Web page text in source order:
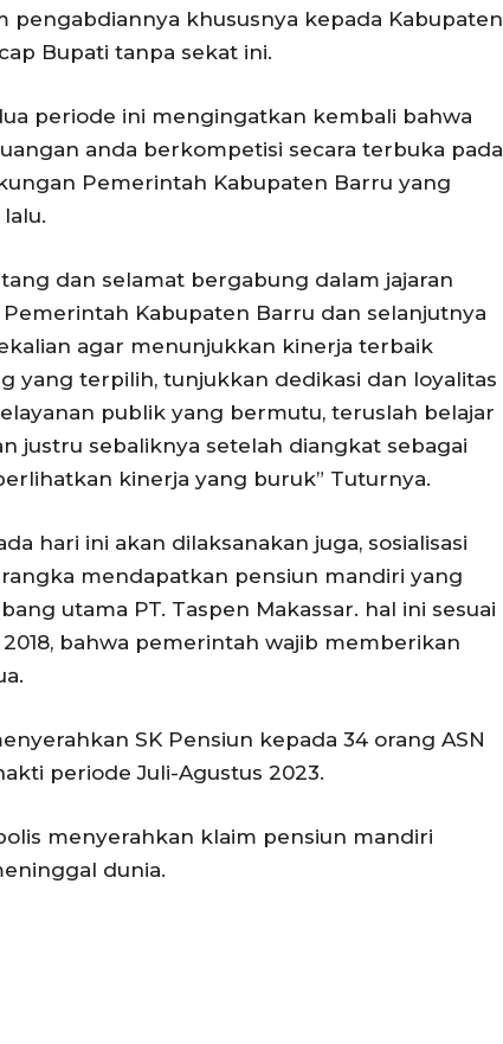
khususnya kepada Kabupaten
Bupati tanpa sekat ini.
periode ini mengingatkan kembali bahwa
anda berkompetisi secara terbuka pada
Pemerintah Kabupaten Barru yang
dan selamat bergabung dalam jajaran
Kabupaten Barru dan selanjutnya
agar menunjukkan kinerja terbaik
yang terpilih, tunjukkan dedikasi dan loyalitas
publik yang bermutu, teruslah belajar
justru sebaliknya setelah diangkat sebagai
kinerja yang buruk” Tuturnya.
hari ini akan dilaksanakan juga, sosialisasi
mendapatkan pensiun mandiri yang
utama PT. Taspen Makassar. hal ini sesuai
bahwa pemerintah wajib memberikan
SK Pensiun kepada 34 orang ASN
periode Juli-Agustus 2023.
menyerahkan klaim pensiun mandiri
dunia.